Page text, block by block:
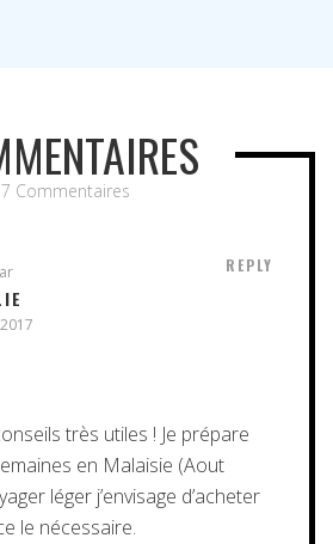
7 Commentaires
REPLY
très utiles ! Je prépare
en Malaisie (Aout
léger j’envisage d’acheter
le nécessaire.